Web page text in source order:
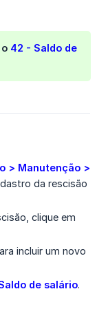
42 - Saldo de
> Manutenção >
da rescisão
clique em
incluir um novo
de salário.